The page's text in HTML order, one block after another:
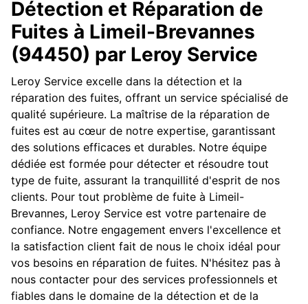
Détection et Réparation de
Fuites à Limeil-Brevannes
(94450) par Leroy Service
Leroy Service excelle dans la détection et la
réparation des fuites, offrant un service spécialisé de
qualité supérieure. La maîtrise de la réparation de
fuites est au cœur de notre expertise, garantissant
des solutions efficaces et durables. Notre équipe
dédiée est formée pour détecter et résoudre tout
type de fuite, assurant la tranquillité d'esprit de nos
clients. Pour tout problème de fuite à Limeil-
Brevannes, Leroy Service est votre partenaire de
confiance. Notre engagement envers l'excellence et
la satisfaction client fait de nous le choix idéal pour
vos besoins en réparation de fuites. N'hésitez pas à
nous contacter pour des services professionnels et
fiables dans le domaine de la détection et de la